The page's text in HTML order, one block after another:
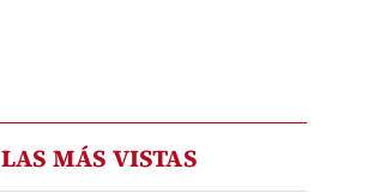
LAS MÁS VISTAS